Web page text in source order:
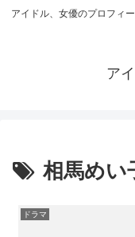
アイドル、女優のプロフィ
ア
相馬めい
ドラマ